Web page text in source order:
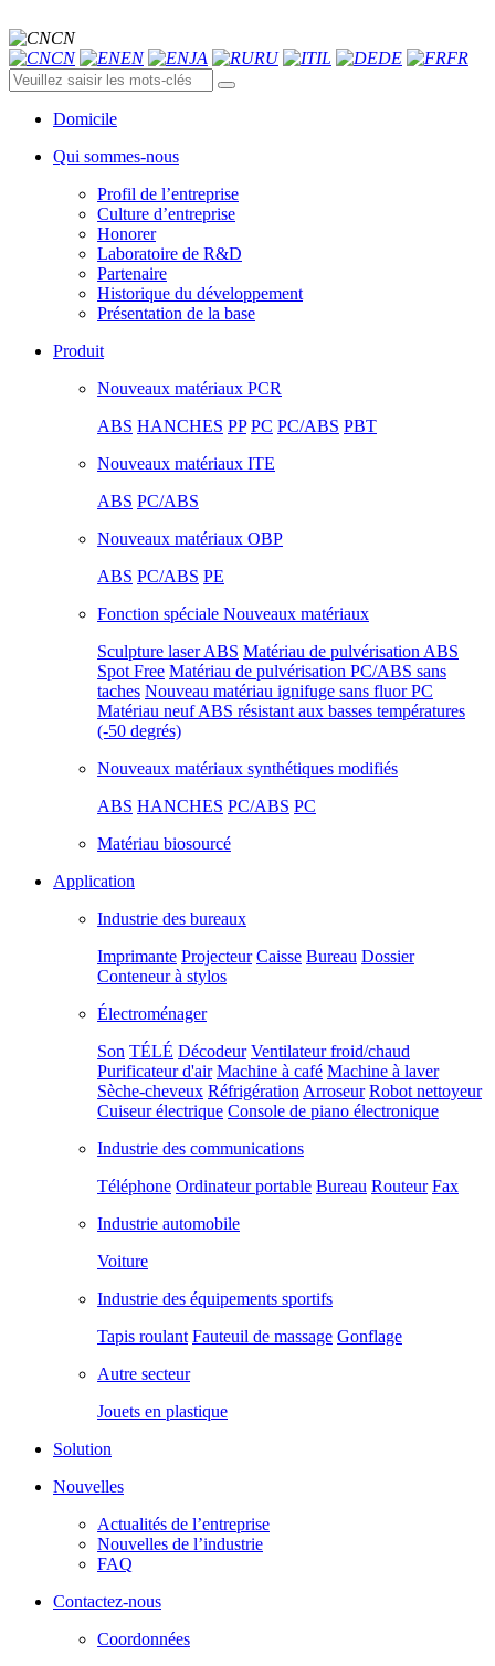
CN
CN
EN JA RU IL DE FR
Domicile
Qui sommes-nous
Profil de l’entreprise
Culture d’entreprise
Honorer
Laboratoire de R&D
Partenaire
Historique du développement
Présentation de la base
Produit
Nouveaux matériaux PCR
ABS HANCHES PP PC PC/ABS PBT
Nouveaux matériaux ITE
ABS PC/ABS
Nouveaux matériaux OBP
ABS PC/ABS PE
Fonction spéciale Nouveaux matériaux
Sculpture laser ABS Matériau de pulvérisation ABS
Spot Free Matériau de pulvérisation PC/ABS sans
taches Nouveau matériau ignifuge sans fluor PC
Matériau neuf ABS résistant aux basses températures
(-50 degrés)
Nouveaux matériaux synthétiques modifiés
ABS HANCHES PC/ABS PC
Matériau biosourcé
Application
Industrie des bureaux
Imprimante Projecteur Caisse Bureau Dossier
Conteneur à stylos
Électroménager
Son TÉLÉ Décodeur Ventilateur froid/chaud
Purificateur d'air Machine à café Machine à laver
Sèche-cheveux Réfrigération Arroseur Robot nettoyeur
Cuiseur électrique Console de piano électronique
Industrie des communications
Téléphone Ordinateur portable Bureau Routeur Fax
Industrie automobile
Voiture
Industrie des équipements sportifs
Tapis roulant Fauteuil de massage Gonflage
Autre secteur
Jouets en plastique
Solution
Nouvelles
Actualités de l’entreprise
Nouvelles de l’industrie
FAQ
Contactez-nous
Coordonnées